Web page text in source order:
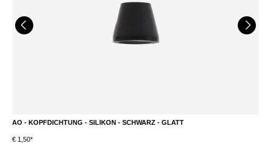
AO - KOPFDICHTUNG - SILIKON - SCHWARZ - GLATT
€ 1,50*